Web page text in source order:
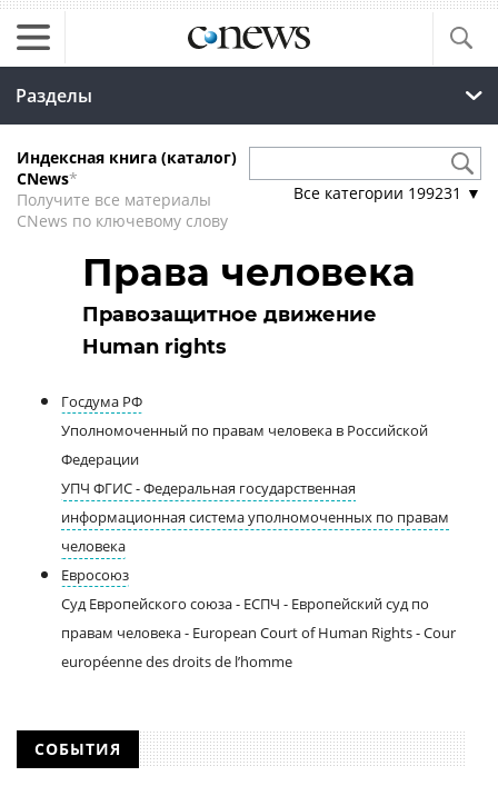
Разделы
Индексная книга (каталог)
CNews*
Получите все материалы
CNews по ключевому слову
Все категории 199231 ▼
Права человека
Правозащитное движение
Human rights
Госдума РФ
Уполномоченный по правам человека в Российской
Федерации
УПЧ ФГИС - Федеральная государственная
информационная система уполномоченных по правам
человека
Евросоюз
Суд Европейского союза - ЕСПЧ - Европейский суд по
правам человека - European Court of Human Rights - Cour
européenne des droits de l’homme
СОБЫТИЯ